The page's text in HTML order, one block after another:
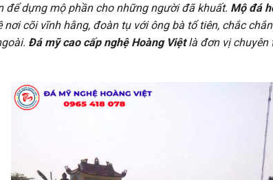
dựng mộ phần cho những người đã khuất. Mộ đá
cõi vĩnh hằng, đoàn tụ với ông bà tổ tiên, chắc
Đá mỹ cao cấp nghệ Hoàng Việtlà đơn vị chuyên